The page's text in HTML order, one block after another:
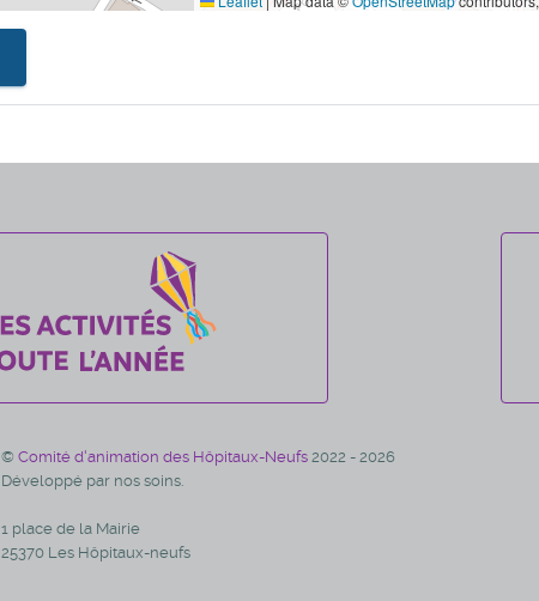
© Comité d'animation des Hôpitaux-Neufs 2022 - 2026
Développé par nos soins.
1 place de la Mairie
25370 Les Hôpitaux-neufs